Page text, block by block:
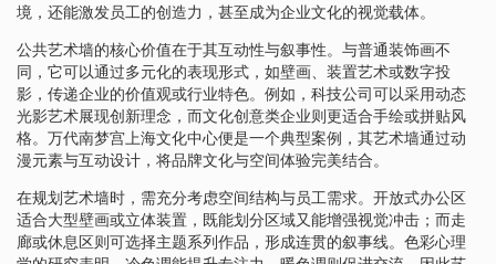
境，还能激发员工的创造力，甚至成为企业文化的视觉载体。
公共艺术墙的核心价值在于其互动性与叙事性。与普通装饰画不
同，它可以通过多元化的表现形式，如壁画、装置艺术或数字投
影，传递企业的价值观或行业特色。例如，科技公司可以采用动态
光影艺术展现创新理念，而文化创意类企业则更适合手绘或拼贴风
格。万代南梦宫上海文化中心便是一个典型案例，其艺术墙通过动
漫元素与互动设计，将品牌文化与空间体验完美结合。
在规划艺术墙时，需充分考虑空间结构与员工需求。开放式办公区
适合大型壁画或立体装置，既能划分区域又能增强视觉冲击；而走
廊或休息区则可选择主题系列作品，形成连贯的叙事线。色彩心理